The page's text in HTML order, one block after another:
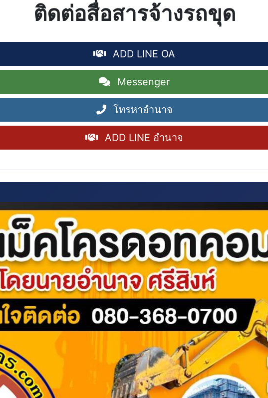
ติดต่อสื่อสารจ้างรถขุด
ADD LINE OA
Messenger
โทรหาอำนาจ
ADD LINE อำนาจ